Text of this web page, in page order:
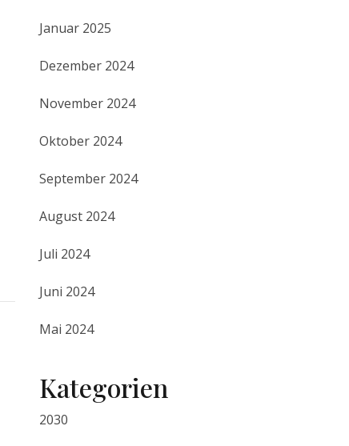
Januar 2025
Dezember 2024
November 2024
Oktober 2024
September 2024
August 2024
Juli 2024
Juni 2024
Mai 2024
Kategorien
2030